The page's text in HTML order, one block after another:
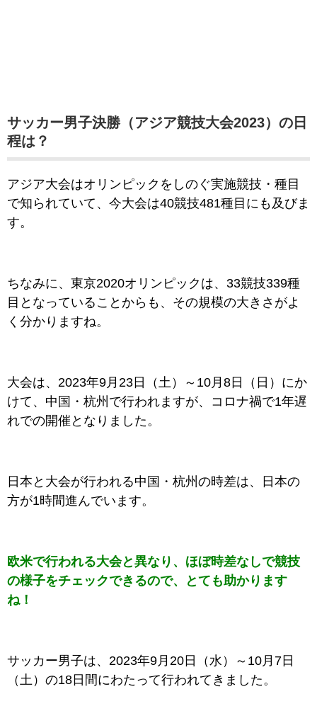
サッカー男子決勝（アジア競技大会2023）の日
程は？
アジア大会はオリンピックをしのぐ実施競技・種目
で知られていて、今大会は40競技481種目にも及びま
す。
ちなみに、東京2020オリンピックは、33競技339種
目となっていることからも、その規模の大きさがよ
く分かりますね。
大会は、2023年9月23日（土）～10月8日（日）にか
けて、中国・杭州で行われますが、コロナ禍で1年遅
れでの開催となりました。
日本と大会が行われる中国・杭州の時差は、日本の
方が1時間進んでいます。
欧米で行われる大会と異なり、ほぼ時差なしで競技
の様子をチェックできるので、とても助かります
ね！
サッカー男子は、2023年9月20日（水）～10月7日
（土）の18日間にわたって行われてきました。